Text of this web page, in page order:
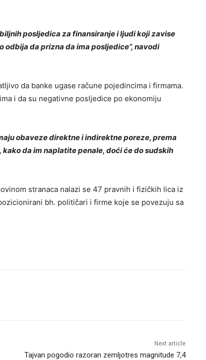
posljedica za finansiranje i ljudi koji zavise
odbija da prizna da ima posljedice”, navodi
da banke ugase račune pojedincima i firmama.
i da su negativne posljedice po ekonomiju
obaveze direktne i indirektne poreze, prema
da im naplatite penale, doći će do sudskih
stranaca nalazi se 47 pravnih i fizičkih lica iz
bh. političari i firme koje se povezuju sa
Next article
Tajvan pogodio razoran zemljotres magnitude 7,4